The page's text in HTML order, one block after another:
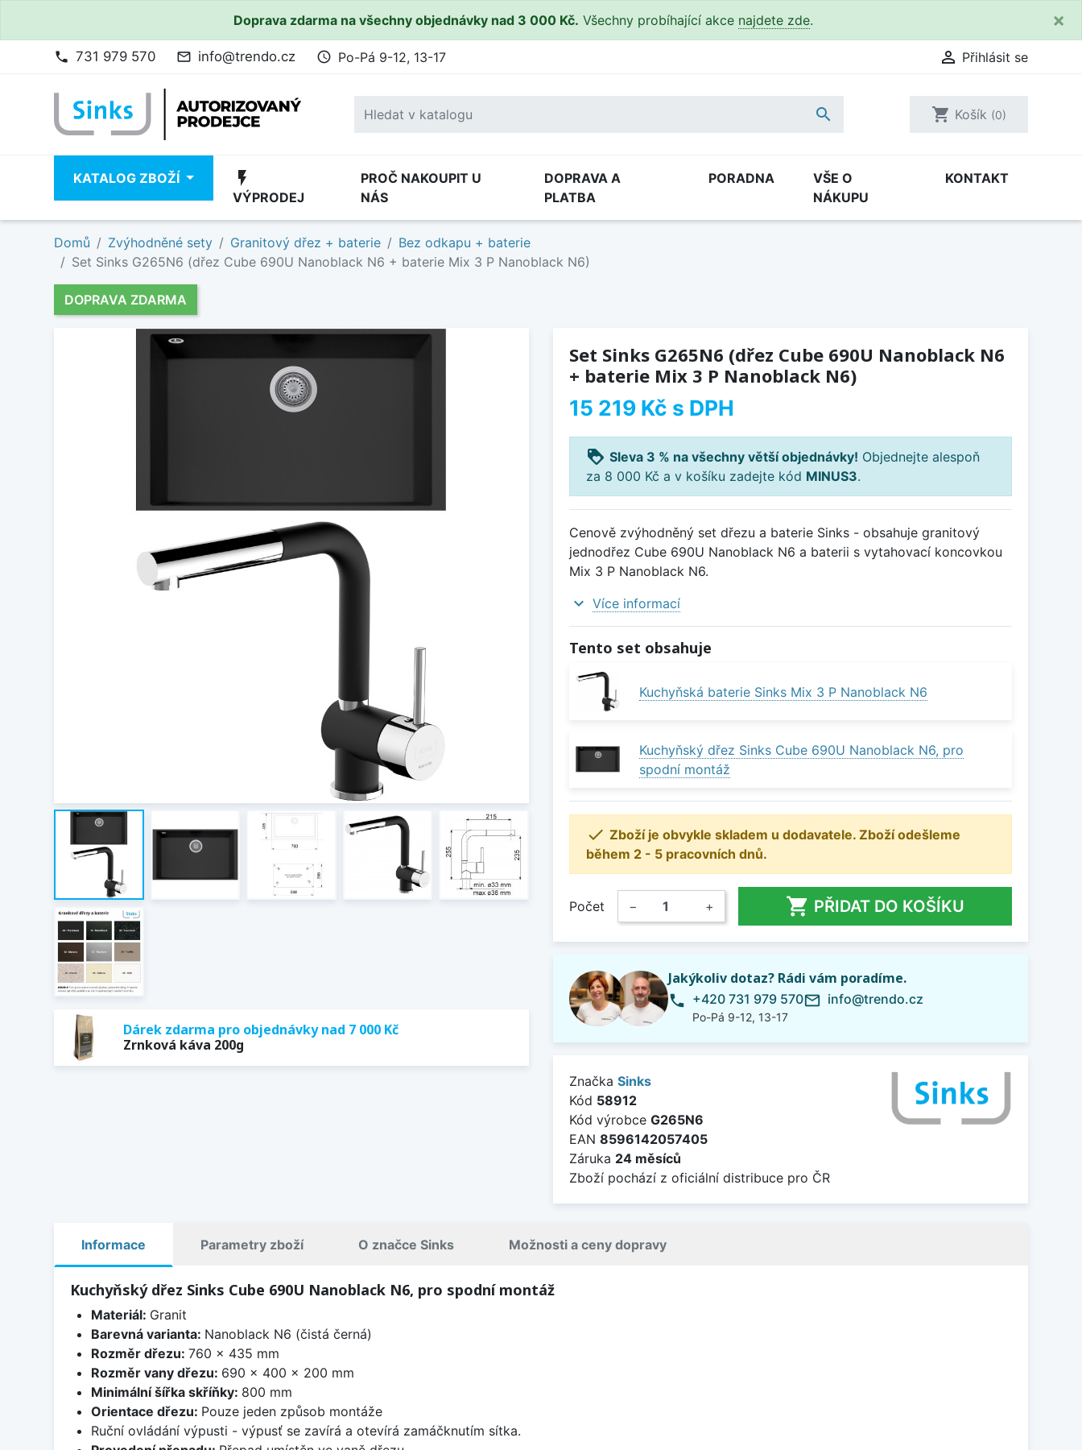
Doprava zdarma na všechny objednávky nad 3 000 Kč. Všechny probíhající akce najdete zde. ×
phone 731 979 570 mail_outline info@trendo.cz access_time Po-Pá 9-12, 13-17  Přihlásit se
 shopping_cart Košík (0)
KATALOG ZBOŽÍ flash_on
VÝPRODEJ
PROČ NAKOUPIT U
NÁS
DOPRAVA A
PLATBA
PORADNA
VŠE O
NÁKUPU
KONTAKT
Domů Zvýhodněné sety Granitový dřez + baterie
Bez odkapu + baterie
Set Sinks G265N6 (dřez Cube 690U Nanoblack N6 + baterie Mix 3 P Nanoblack N6)
DOPRAVA ZDARMA
Dárek zdarma pro objednávky nad 7 000 Kč
Zrnková káva 200g
Set Sinks G265N6 (dřez Cube 690U Nanoblack N6
+ baterie Mix 3 P Nanoblack N6)
15 219 Kč s DPH
loyalty Sleva 3 % na všechny větší objednávky! Objednejte alespoň
za 8 000 Kč a v košíku zadejte kód MINUS3.
Cenově zvýhodněný set dřezu a baterie Sinks - obsahuje granitový
jednodřez Cube 690U Nanoblack N6 a baterii s vytahovací koncovkou
Mix 3 P Nanoblack N6.
expand_more Více informací
Tento set obsahuje
Kuchyňská baterie Sinks Mix 3 P Nanoblack N6
Kuchyňský dřez Sinks Cube 690U Nanoblack N6, pro
spodní montáž
 Zboží je obvykle skladem u dodavatele. Zboží odešleme
během 2 - 5 pracovních dnů.
Počet − +  PŘIDAT DO KOŠÍKU
Jakýkoliv dotaz? Rádi vám poradíme.
phone +420 731 979 570
Po-Pá 9-12, 13-17
mail_outline info@trendo.cz
Značka Sinks
Kód 58912
Kód výrobce G265N6
EAN 8596142057405
Záruka 24 měsíců
Zboží pochází z oficiální distribuce pro ČR
Informace Parametry zboží O značce Sinks Možnosti a ceny dopravy
Kuchyňský dřez Sinks Cube 690U Nanoblack N6, pro spodní montáž
Materiál: Granit
Barevná varianta: Nanoblack N6 (čistá černá)
Rozměr dřezu: 760 x 435 mm
Rozměr vany dřezu: 690 x 400 x 200 mm
Minimální šířka skříňky: 800 mm
Orientace dřezu: Pouze jeden způsob montáže
Ruční ovládání výpusti - výpusť se zavírá a otevírá zamáčknutím sítka.